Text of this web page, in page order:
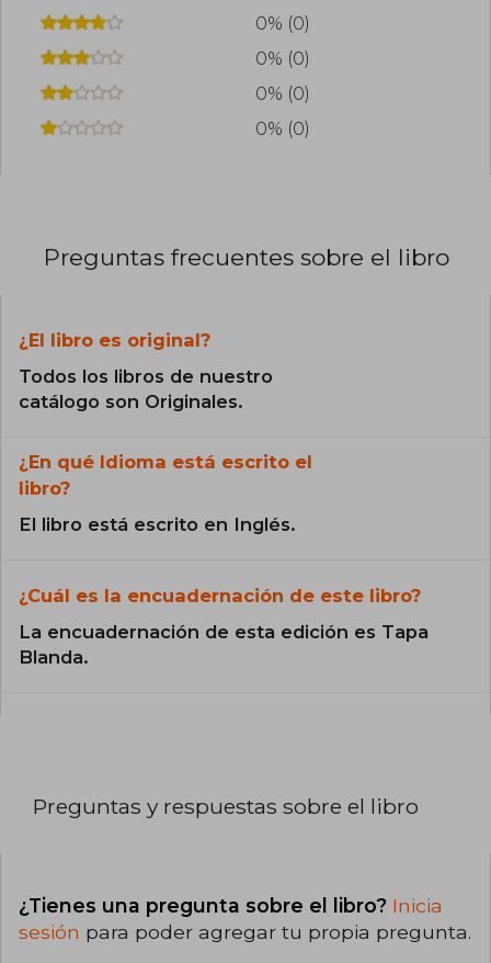
0% (0)
0% (0)
0% (0)
0% (0)
Preguntas frecuentes sobre el libro
¿El libro es original?
Todos los libros de nuestro
catálogo son Originales.
¿En qué Idioma está escrito el
libro?
El libro está escrito en Inglés.
¿Cuál es la encuadernación de este libro?
La encuadernación de esta edición es Tapa
Blanda.
Preguntas y respuestas sobre el libro
¿Tienes una pregunta sobre el libro? Inicia
sesión para poder agregar tu propia pregunta.